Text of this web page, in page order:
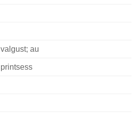
valgust; au
printsess